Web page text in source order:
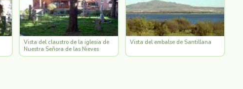
Vista del claustro de la iglesia de
Nuestra Señora de las Nieves
Vista del embalse de Santillana